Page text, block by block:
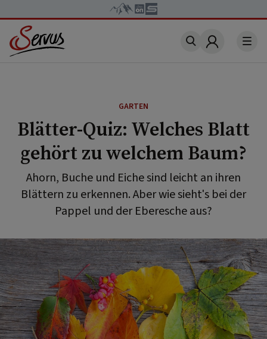
Account
GARTEN
Blätter-Quiz: Welches Blatt
gehört zu welchem Baum?
Ahorn, Buche und Eiche sind leicht an ihren
Blättern zu erkennen. Aber wie sieht's bei der
Pappel und der Eberesche aus?